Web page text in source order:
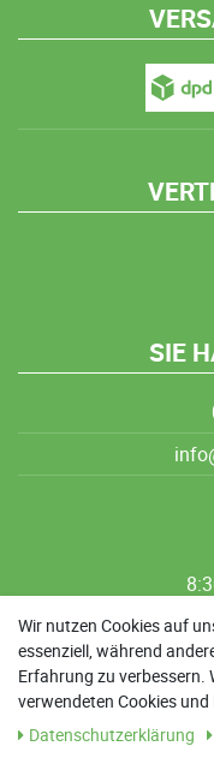
SIE
Sa:
Wir nutzen Cookies auf
essenziell, während
Erfahrung zu verbessern.
verwendeten Cookies
Daten­schutz­erklärung